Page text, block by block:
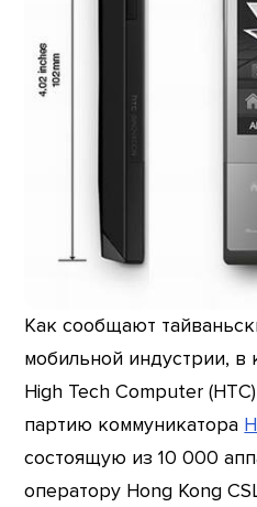
Как сообщают
мобильной индустрии, в
High Tech Computer
партию коммуникатора
состоящую из 10 000
оператору Hong Kong